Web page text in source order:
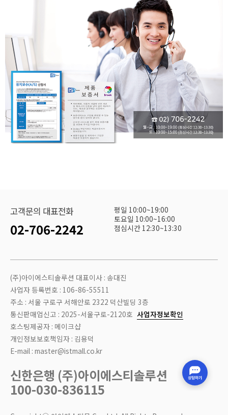
고객문의 대표전화
02-706-2242
평일 10:00~19:00
토요일 10:00~16:00
점심시간 12:30~13:30
(주)아이에스티솔루션 대표이사 : 송대진
사업자 등록번호 : 106-86-55511
주소 : 서울 구로구 서해안로 2322 덕산빌딩 3층
통신판매업신고 : 2025-서울구로-2120호 사업자정보확인
호스팅제공자 : 메이크샵
개인정보보호책임자 : 김용덕
E-mail : master@istmall.co.kr
신한은행 (주)아이에스티솔루션
100-030-836115